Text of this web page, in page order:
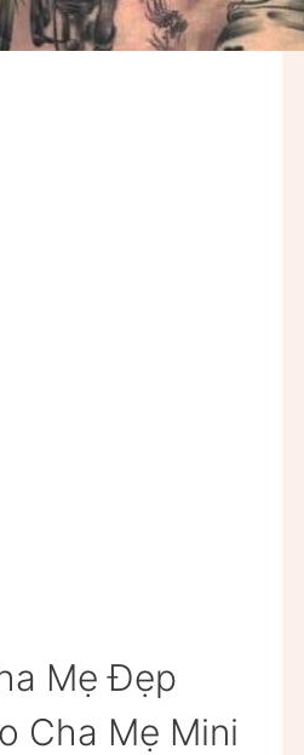
Mẹ Đẹp
Cha Mẹ Mini